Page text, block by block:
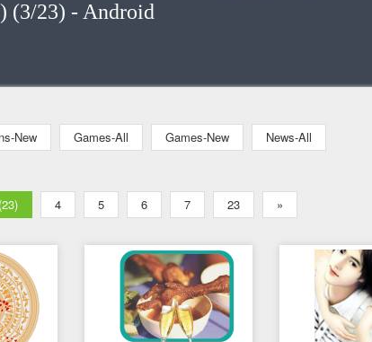
(3/23) - Android
New Games-All Games-New News-All
4 5 6 7 23 »